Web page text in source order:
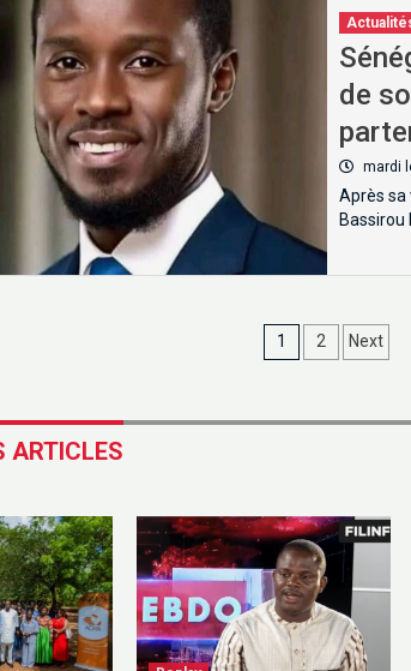
de
mardi
Après sa
Bassirou
1 2 Next
ARTICLES